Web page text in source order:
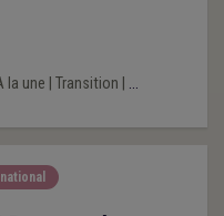
la une Transition ...